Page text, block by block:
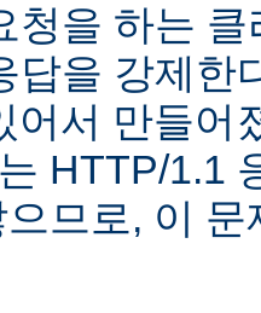
청을 하는
답을 강제한
어서 만들어
HTTP/1.1
므로, 이